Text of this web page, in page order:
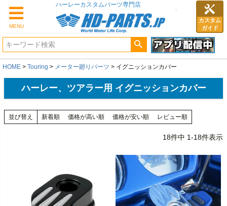
MENU
カスタム
ガイド
HOME Touring メーター廻りパーツ イグニッションカバー
ハーレー、ツアラー用 イグニッションカバー
並び替え 新着順 価格が高い順 価格が安い順 レビュー順
18件中 1-18件表示